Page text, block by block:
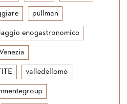
pullman
enogastronomico
Venezia
valledellomo